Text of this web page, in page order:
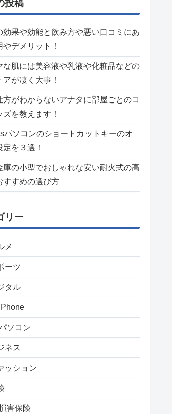
投稿
効果や効能と飲み方や悪い口コミにあ
やデメリット！
な肌には美容液や乳液や化粧品などの
アが凄く大事！
方がわからないアナタに部屋ごとのコ
ズを教えます！
パソコンのショートカットキーのオ
定を３選！
庫の小型でおしゃれな安い耐火式の高
すすめの選び方
リー
メ
ーツ
タル
ソコン
ネス
ッション
害保険